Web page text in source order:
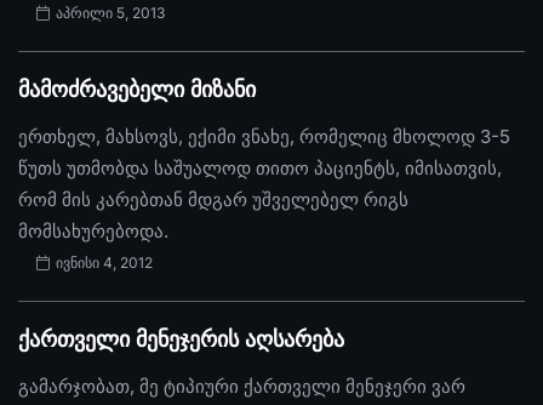
აპრილი 5, 2013
მამოძრავებელი მიზანი
ერთხელ, მახსოვს, ექიმი ვნახე, რომელიც მხოლოდ 3-5
წუთს უთმობდა საშუალოდ თითო პაციენტს, იმისათვის,
რომ მის კარებთან მდგარ უშველებელ რიგს
მომსახურებოდა.
ივნისი 4, 2012
ქართველი მენეჯერის აღსარება
გამარჯობათ, მე ტიპიური ქართველი მენეჯერი ვარ